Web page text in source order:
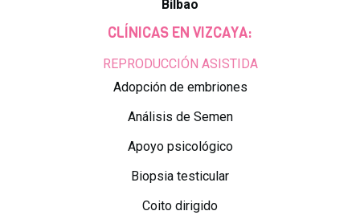
Bilbao
CLÍNICAS EN VIZCAYA:
REPRODUCCIÓN ASISTIDA
Adopción de embriones
Análisis de Semen
Apoyo psicológico
Biopsia testicular
Coito dirigido